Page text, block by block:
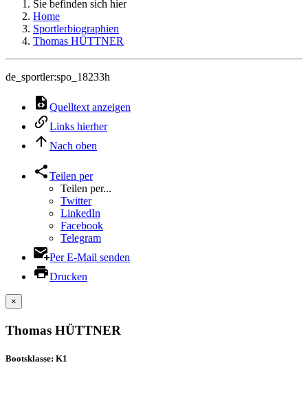
Sie befinden sich hier
Home
Sportlerbiographien
Thomas HÜTTNER
de_sportler:spo_18233h
Quelltext anzeigen
Links hierher
Nach oben
Teilen per
Teilen per...
Twitter
LinkedIn
Facebook
Telegram
Per E-Mail senden
Drucken
×
Thomas HÜTTNER
Bootsklasse: K1